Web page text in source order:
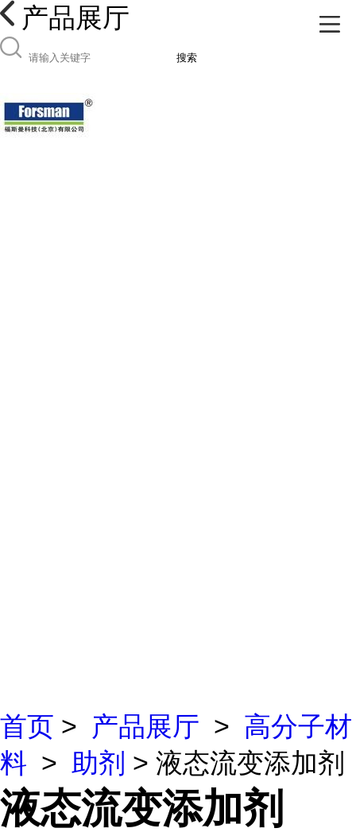
产品展厅
搜索
首页 > 产品展厅 > 高分子材
料 > 助剂 > 液态流变添加剂
液态流变添加剂